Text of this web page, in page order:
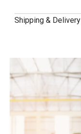
Shipping & Delivery